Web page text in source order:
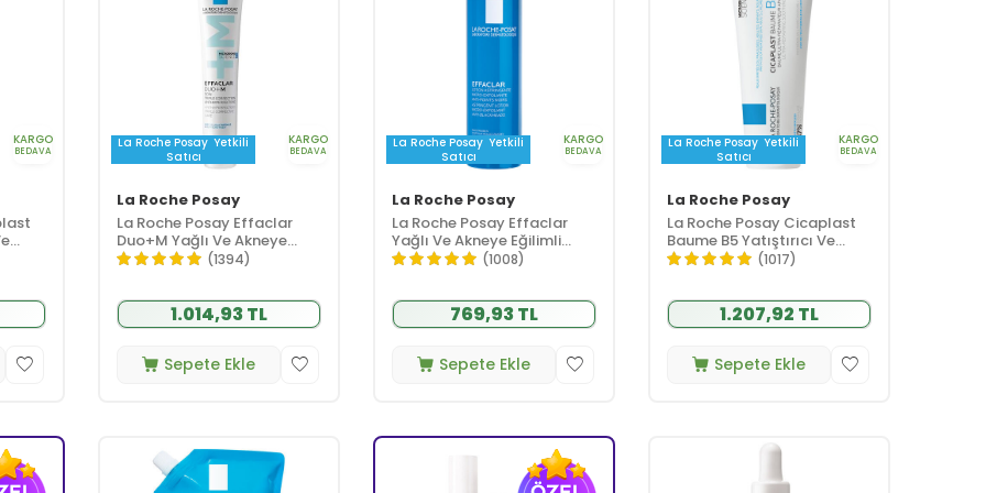
KARGO
BEDAVA
La Roche Posay Yetkili
Satıcı
KARGO
BEDAVA
La Roche Posay
La Roche Posay Effaclar
Duo+M Yağlı Ve Akneye
Eğilimli Ciltler için Yüz Bakım
(1394)
1.014,93 TL
Sepete Ekle
La Roche Posay Yetkili
Satıcı
KARGO
BEDAVA
La Roche Posay
La Roche Posay Effaclar
Yağlı Ve Akneye Eğilimli
Ciltler İçin Salisilik Asit
(1008)
769,93 TL
Sepete Ekle
La Roche Posay Yetkili
Satıcı
KARGO
BEDAVA
La Roche Posay
La Roche Posay Cicaplast
Baume B5 Yatıştırıcı Ve
Bariyer Onarıcı Bakım Kremi
(1017)
1.207,92 TL
Sepete Ekle